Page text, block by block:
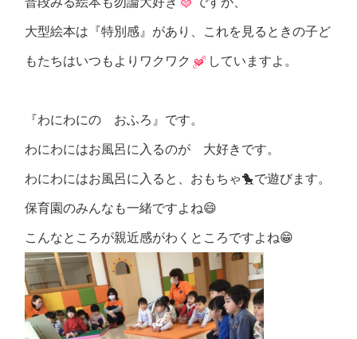
大型絵本は『特別感』があり、これを見るときの子ど
もたちはいつもよりワクワク していますよ。
『わにわにの おふろ』です。
わにわにはお風呂に入るのが 大好きです。
わにわにはお風呂に入ると、おもちゃ🐤で遊びます。
保育園のみんなも一緒ですよね😄
こんなところが親近感がわくところですよね😁